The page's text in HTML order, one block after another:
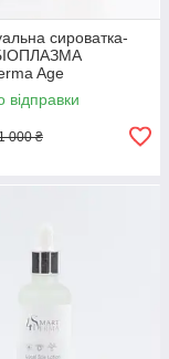
сироватка-
Age
BIOPLASMA
відправки
000 ₴